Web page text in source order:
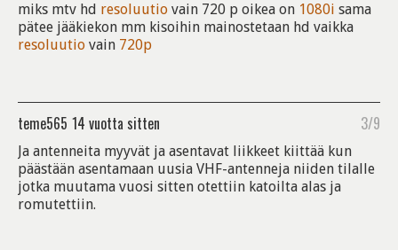
miks mtv hd resoluutio vain 720 p oikea on 1080i sama
pätee jääkiekon mm kisoihin mainostetaan hd vaikka
resoluutio vain 720p
teme565 14 vuotta sitten 3/9
Ja antenneita myyvät ja asentavat liikkeet kiittää kun
päästään asentamaan uusia VHF-antenneja niiden tilalle
jotka muutama vuosi sitten otettiin katoilta alas ja
romutettiin.